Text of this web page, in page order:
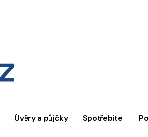
Úvěry a půjčky Spotřebitel